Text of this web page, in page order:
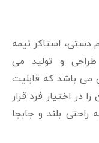
دستی، استاکر نیمه
طراحی و تولید می
می باشد که قابلیت
در اختیار فرد قرار
راحتی بلند و جابجا